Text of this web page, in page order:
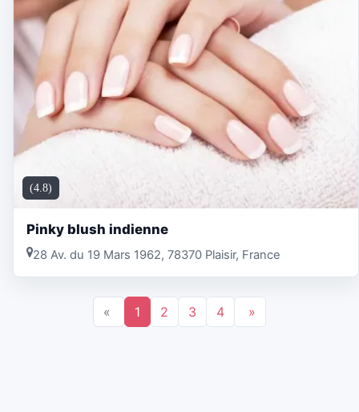
(4.8)
Pinky blush indienne
28 Av. du 19 Mars 1962, 78370 Plaisir, France
« 1 2 3 4 »